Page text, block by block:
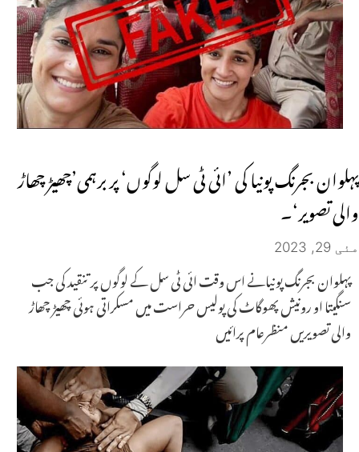
پہلوان بجرنگ پونیا کی ’ائی ٹی سل لوگوں‘ پر برہمی’چھیڑ چھاڑ
والی تصویر‘۔
مئی 29, 2023
پہلوان بجرنگ پونیانے اس وقت ائی ٹی سل کے لوگوں پر تنقید کی جب
سنگیتا او رونیش پھوگاٹ کی پولیس حراست میں مسکراتی ہوئی چھیڑ چھاڑ
والی تصویریں منظرعام پرائیں